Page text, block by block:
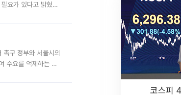
요가 있다고 밝혔다.
촉구 정부와 서울시의
수요를 억제하는 카
코스피